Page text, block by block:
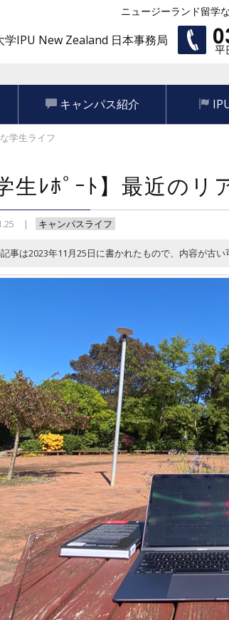
ニュージーランド留学
学IPU New Zealand 日本事務局
キャンパス紹介
学生ライフ
生ﾚﾎﾟｰﾄ】最近の
キャンパスライフ
事は2023年11月25日に書かれたもので、内容が古い